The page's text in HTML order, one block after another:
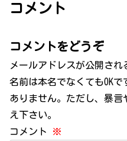
コメント
コメントをどうぞ
メールアドレスが公開され
名前は本名でなくてもOK
ありません。ただし、暴
え下さい。
コメント
※